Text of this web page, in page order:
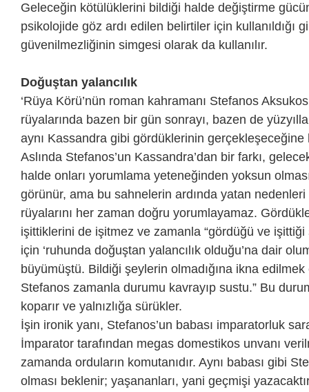
Geleceğin kötülüklerini bildiği halde değiştirme
psikolojide göz ardı edilen belirtiler için kullanıldığı
güvenilmezliğinin simgesi olarak da kullanılır.
Doğuştan yalancılık
‘Rüya Körü’nün roman kahramanı Stefanos
rüyalarında bazen bir gün sonrayı, bazen de
aynı Kassandra gibi gördüklerinin gerçekleşeceğine
Aslında Stefanos’un Kassandra’dan bir farkı,
halde onları yorumlama yeteneğinden yoksun
görünür, ama bu sahnelerin ardında yatan
rüyalarını her zaman doğru yorumlayamaz.
işittiklerini de işitmez ve zamanla “gördüğü ve
için ‘ruhunda doğuştan yalancılık olduğu’na dair
büyümüştü. Bildiği şeylerin olmadığına ikna edilmek
Stefanos zamanla durumu kavrayıp sustu.” Bu
koparır ve yalnızlığa sürükler.
İşin ironik yanı, Stefanos’un babası imparatorluk
İmparator tarafından megas domestikos unvanı
zamanda orduların komutanıdır. Aynı babası gibi
olması beklenir; yaşananları, yani geçmişi